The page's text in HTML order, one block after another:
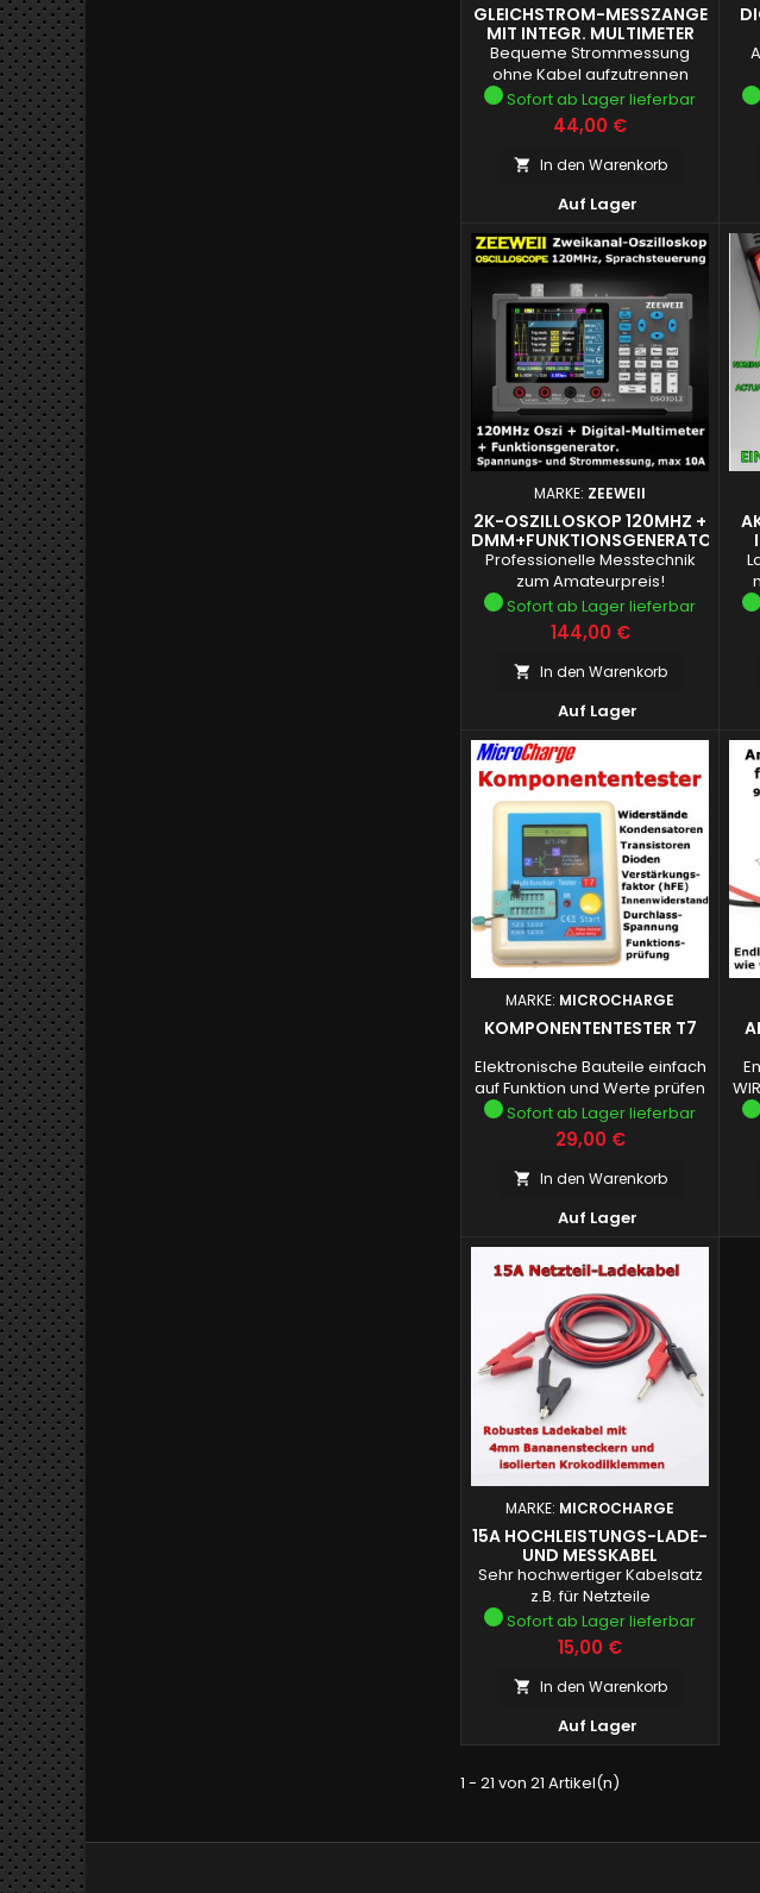
GLEICHSTROM-MESSZANGE
MIT INTEGR. MULTIMETER
Bequeme Strommessung
ohne Kabel aufzutrennen
Sofort ab Lager lieferbar
Preis
44,00 €
 In den Warenkorb
Auf Lager
MARKE: ZEEWEII
2K-OSZILLOSKOP 120MHZ +
DMM+FUNKTIONSGENERATOR
Professionelle Messtechnik
zum Amateurpreis!
Sofort ab Lager lieferbar
Preis
144,00 €
 In den Warenkorb
Auf Lager
MARKE: MICROCHARGE
KOMPONENTENTESTER T7
Elektronische Bauteile einfach
auf Funktion und Werte prüfen
Sofort ab Lager lieferbar
Preis
29,00 €
 In den Warenkorb
Auf Lager
MARKE: MICROCHARGE
15A HOCHLEISTUNGS-LADE-
UND MESSKABEL
Sehr hochwertiger Kabelsatz
z.B. für Netzteile
Sofort ab Lager lieferbar
Preis
15,00 €
 In den Warenkorb
Auf Lager
1 - 21 von 21 Artikel(n)